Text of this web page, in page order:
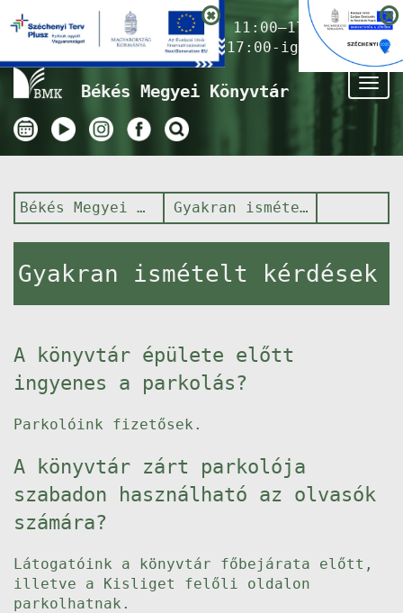
Nyitvatartás ma:11:00–17:00
(Gyermekkönyvtár 17:00-ig)
Békés Megyei Könyvtár
Békés Megyei Könyvtár Gyakran ismételt kérdések
Gyakran ismételt kérdések
A könyvtár épülete előtt
ingyenes a parkolás?
Parkolóink fizetősek.
A könyvtár zárt parkolója
szabadon használható az olvasók
számára?
Látogatóink a könyvtár főbejárata előtt,
illetve a Kisliget felőli oldalon
parkolhatnak.